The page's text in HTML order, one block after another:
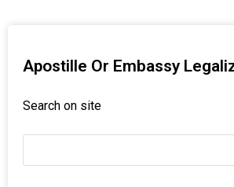
Apostille Or Embassy
Search on site